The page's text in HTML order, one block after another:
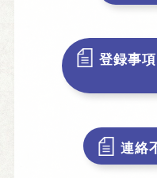
登録事
連絡